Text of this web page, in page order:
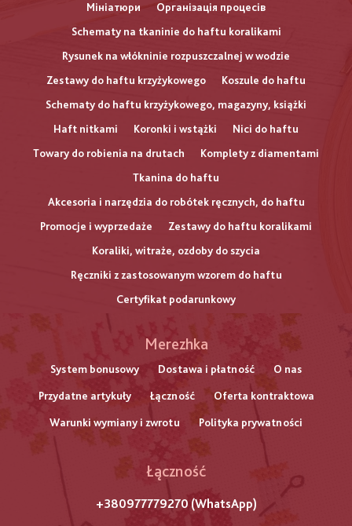
Мініатюри
Організація процесів
Schematy na tkaninie do haftu koralikami
Rysunek na włókninie rozpuszczalnej w wodzie
Zestawy do haftu krzyżykowego
Koszule do haftu
Schematy do haftu krzyżykowego, magazyny, książki
Haft nitkami
Koronki i wstążki
Nici do haftu
Towary do robienia na drutach
Komplety z diamentami
Tkanina do haftu
Akcesoria i narzędzia do robótek ręcznych, do haftu
Promocje i wyprzedaże
Zestawy do haftu koralikami
Koraliki, witraże, ozdoby do szycia
Ręczniki z zastosowanym wzorem do haftu
Certyfikat podarunkowy
нижнього
колонтитулу
Merezhka
System bonusowy Dostawa i płatność O nas
Przydatne artykuły Łączność Oferta kontraktowa
Warunki wymiany i zwrotu Polityka prywatności
Łączność
+380977779270 (WhatsApp)